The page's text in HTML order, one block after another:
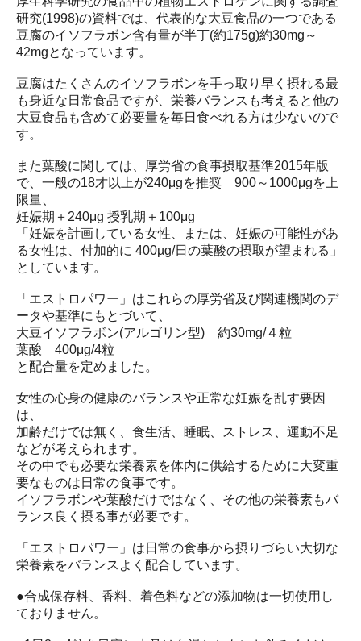
研究(1998)の資料では、代表的な大豆食品の一つである
豆腐のイソフラボン含有量が半丁(約175g)約30mg～
42mgとなっています。
豆腐はたくさんのイソフラボンを手っ取り早く摂れる最
も身近な日常食品ですが、栄養バランスも考えると他の
大豆食品も含めて必要量を毎日食べれる方は少ないので
す。
また葉酸に関しては、厚労省の食事摂取基準2015年版
で、一般の18才以上が240μgを推奨 900～1000μgを上
限量、
妊娠期＋240μg 授乳期＋100μg
「妊娠を計画している女性、または、妊娠の可能性があ
る女性は、付加的に 400µg/日の葉酸の摂取が望まれる」
としています。
「エストロパワー」はこれらの厚労省及び関連機関のデ
ータや基準にもとづいて、
大豆イソフラボン(アルゴリン型) 約30mg/４粒
葉酸 400μg/4粒
と配合量を定めました。
女性の心身の健康のバランスや正常な妊娠を乱す要因
は、
加齢だけでは無く、食生活、睡眠、ストレス、運動不足
などが考えられます。
その中でも必要な栄養素を体内に供給するために大変重
要なものは日常の食事です。
イソフラボンや葉酸だけではなく、その他の栄養素もバ
ランス良く摂る事が必要です。
「エストロパワー」は日常の食事から摂りづらい大切な
栄養素をバランスよく配合しています。
●合成保存料、香料、着色料などの添加物は一切使用し
ておりません。